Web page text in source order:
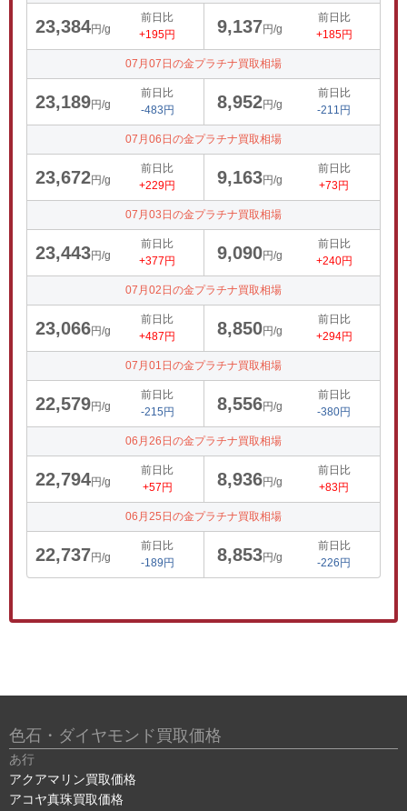
23,384円/g
前日比
+195円
9,137円/g
前日比
+185円
07月07日の金プラチナ買取相場
23,189円/g
前日比
-483円
8,952円/g
前日比
-211円
07月06日の金プラチナ買取相場
23,672円/g
前日比
+229円
9,163円/g
前日比
+73円
07月03日の金プラチナ買取相場
23,443円/g
前日比
+377円
9,090円/g
前日比
+240円
07月02日の金プラチナ買取相場
23,066円/g
前日比
+487円
8,850円/g
前日比
+294円
07月01日の金プラチナ買取相場
22,579円/g
前日比
-215円
8,556円/g
前日比
-380円
06月26日の金プラチナ買取相場
22,794円/g
前日比
+57円
8,936円/g
前日比
+83円
06月25日の金プラチナ買取相場
22,737円/g
前日比
-189円
8,853円/g
前日比
-226円
色石・ダイヤモンド買取価格
あ行
アクアマリン買取価格
アコヤ真珠買取価格